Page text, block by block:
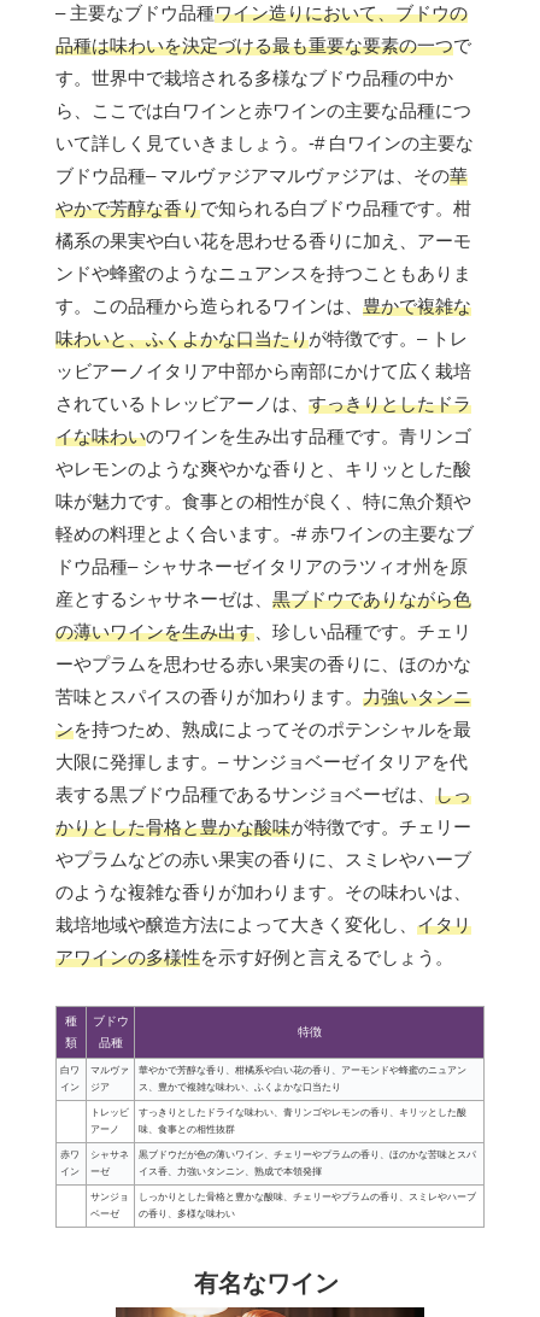
– 主要なブドウ品種ワイン造りにおいて、ブドウの
品種は味わいを決定づける最も重要な要素の一つで
す。世界中で栽培される多様なブドウ品種の中か
ら、ここでは白ワインと赤ワインの主要な品種につ
いて詳しく見ていきましょう。-# 白ワインの主要な
ブドウ品種– マルヴァジアマルヴァジアは、その華
やかで芳醇な香りで知られる白ブドウ品種です。柑
橘系の果実や白い花を思わせる香りに加え、アーモ
ンドや蜂蜜のようなニュアンスを持つこともありま
す。この品種から造られるワインは、 豊かで複雑な
味わいと、ふくよかな口当たりが特徴です。– トレ
ッビアーノイタリア中部から南部にかけて広く栽培
されているトレッビアーノは、 すっきりとしたドラ
イな味わいのワインを生み出す品種です。青リンゴ
やレモンのような爽やかな香りと、キリッとした酸
味が魅力です。食事との相性が良く、特に魚介類や
軽めの料理とよく合います。-# 赤ワインの主要なブ
ドウ品種– シャサネーゼイタリアのラツィオ州を原
産とするシャサネーゼは、 黒ブドウでありながら色
の薄いワインを生み出す 、珍しい品種です。チェリ
ーやプラムを思わせる赤い果実の香りに、ほのかな
苦味とスパイスの香りが加わります。 力強いタンニ
ンを持つため、熟成によってそのポテンシャルを最
大限に発揮します。– サンジョベーゼイタリアを代
表する黒ブドウ品種であるサンジョベーゼは、 しっ
かりとした骨格と豊かな酸味が特徴です。チェリー
やプラムなどの赤い果実の香りに、スミレやハーブ
のような複雑な香りが加わります。その味わいは、
栽培地域や醸造方法によって大きく変化し、 イタリ
アワインの多様性を示す好例と言えるでしょう。
種
類
ブドウ
品種
特徴
白ワ
イン
マルヴァ
ジア
華やかで芳醇な香り、柑橘系や白い花の香り、アーモンドや蜂蜜のニュアン
ス、豊かで複雑な味わい、ふくよかな口当たり
トレッビ
アーノ
すっきりとしたドライな味わい、青リンゴやレモンの香り、キリッとした酸
味、食事との相性抜群
赤ワ
イン
シャサネ
ーゼ
黒ブドウだが色の薄いワイン、チェリーやプラムの香り、ほのかな苦味とスパ
イス香、力強いタンニン、熟成で本領発揮
サンジョ
ベーゼ
しっかりとした骨格と豊かな酸味、チェリーやプラムの香り、スミレやハーブ
の香り、多様な味わい
有名なワイン